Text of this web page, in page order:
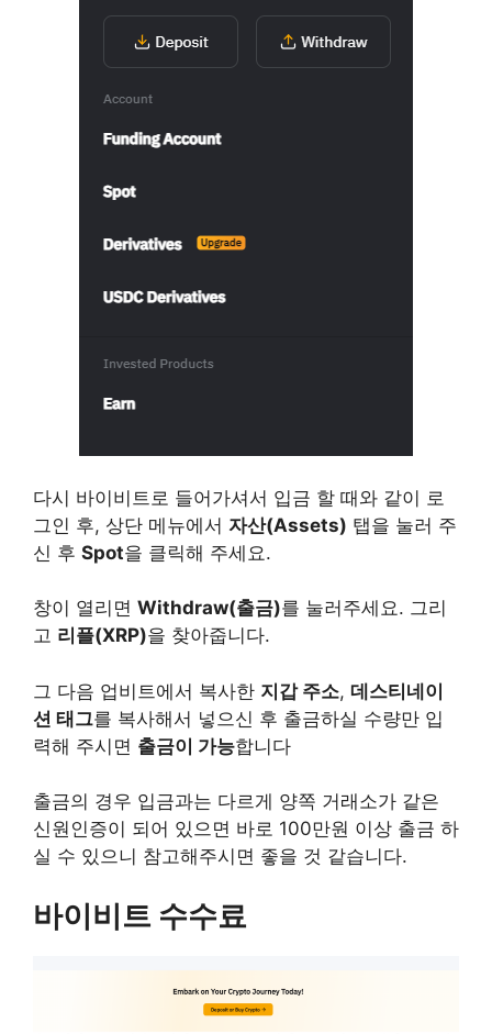
다시 바이비트로 들어가셔서 입금 할 때와 같이 로
그인 후, 상단 메뉴에서 자산(Assets) 탭을 눌러 주
신 후 Spot을 클릭해 주세요.
창이 열리면 Withdraw(출금)를 눌러주세요. 그리
고 리플(XRP)을 찾아줍니다.
그 다음 업비트에서 복사한 지갑 주소, 데스티네이
션 태그를 복사해서 넣으신 후 출금하실 수량만 입
력해 주시면 출금이 가능합니다
출금의 경우 입금과는 다르게 양쪽 거래소가 같은
신원인증이 되어 있으면 바로 100만원 이상 출금 하
실 수 있으니 참고해주시면 좋을 것 같습니다.
바이비트 수수료